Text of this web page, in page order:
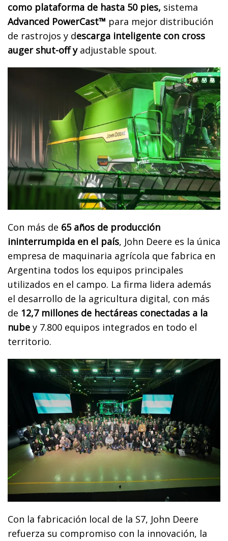
como plataforma de hasta 50 pies, sistema
Advanced PowerCast™ para mejor distribución
de rastrojos y descarga inteligente con cross
auger shut-off yadjustable spout.
Con más de 65 años de producción
ininterrumpida en el país, John Deere es la única
empresa de maquinaria agrícola que fabrica en
Argentina todos los equipos principales
utilizados en el campo. La firma lidera además
el desarrollo de la agricultura digital, con más
de 12,7 millones de hectáreas conectadas a la
nube y 7.800 equipos integrados en todo el
territorio.
Con la fabricación local de la S7, John Deere
refuerza su compromiso con la innovación, la